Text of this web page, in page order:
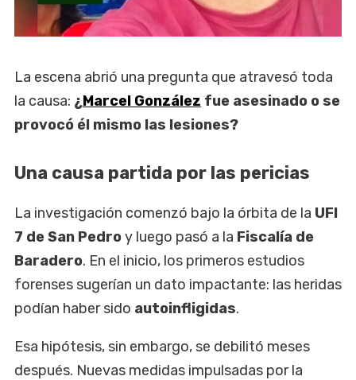
La escena abrió una pregunta que atravesó toda
la causa: ¿Marcel González fue asesinado o se
provocó él mismo las lesiones?
Una causa partida por las pericias
La investigación comenzó bajo la órbita de la UFI
7 de San Pedroy luego pasó a la Fiscalía de
Baradero. En el inicio, los primeros estudios
forenses sugerían un dato impactante: las heridas
podían haber sido autoinfligidas.
Esa hipótesis, sin embargo, se debilitó meses
después. Nuevas medidas impulsadas por la